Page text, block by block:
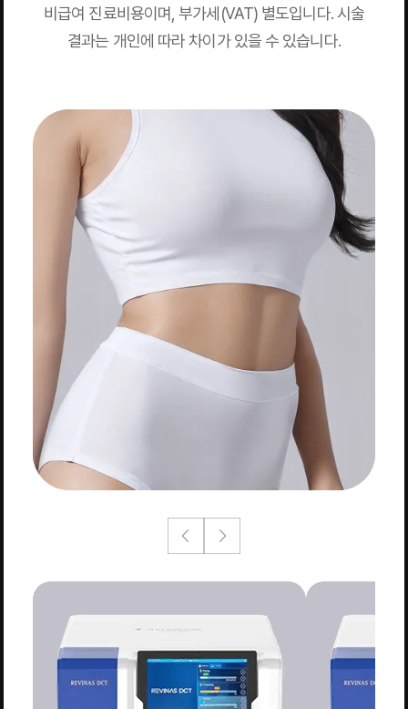
비급여 진료비용이며, 부가세(VAT) 별도입니다. 시술
결과는 개인에 따라 차이가 있을 수 있습니다.